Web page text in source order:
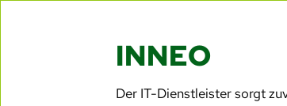
INNEO
Der IT-Dienstleister sorgt